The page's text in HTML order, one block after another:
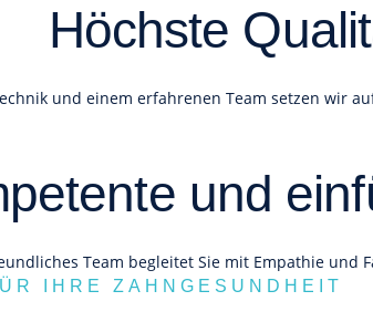
Höchste
und einem erfahrenen Team setzen wir
und
Team begleitet Sie mit Empathie und
IHRE ZAHNGESUNDHEIT